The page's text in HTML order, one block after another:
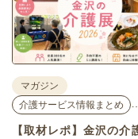
マガジン
介護サービス情報まとめ
【取材レポ】金沢の介